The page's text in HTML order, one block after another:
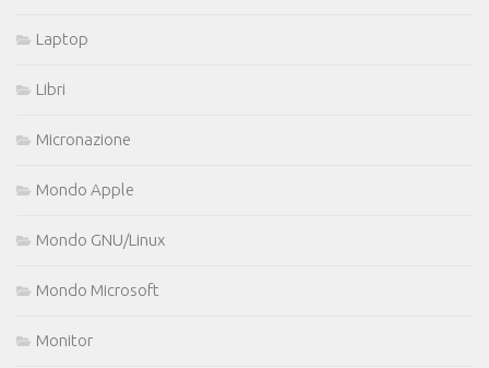
Laptop
Libri
Micronazione
Mondo Apple
Mondo GNU/Linux
Mondo Microsoft
Monitor